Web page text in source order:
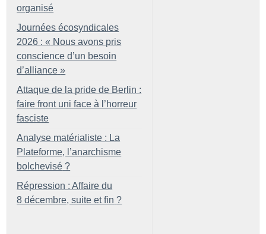
organisé
Journées écosyndicales
2026 : « Nous avons pris
conscience d’un besoin
d’alliance »
Attaque de la pride de Berlin :
faire front uni face à l’horreur
fasciste
Analyse matérialiste : La
Plateforme, l’anarchisme
bolchevisé ?
Répression : Affaire du
8 décembre, suite et fin ?